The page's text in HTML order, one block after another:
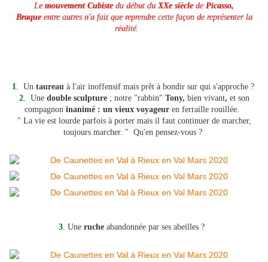
Le mouvement Cubiste du début du XXe siècle de Picasso,
Braqueentre autres n'a fait que reprendre cette façon de représenter la
réalité.
1. Un taureauà l'air inoffensif mais prêt à bondir sur qui s'approche ?
2. Une double sculpture; notre "rabbin" Tony, bien vivant, et son
compagnoninanimé : un vieux voyageuren ferraille rouillée.
" La vie est lourde parfois à porter mais il faut continuer de marcher,
toujours marcher. " Qu'en pensez-vous ?
3. Une ruche abandonnée par ses abeilles ?